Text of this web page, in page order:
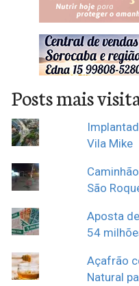
Posts mais
Vila Mike
São
Aposta
54
Açafrão
Natural